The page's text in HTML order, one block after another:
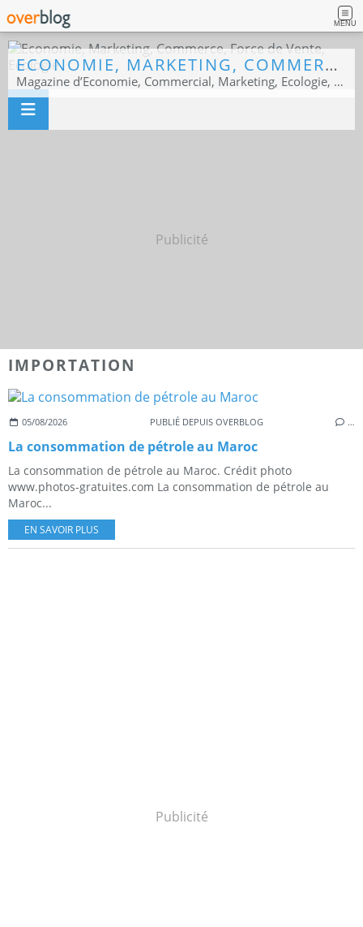
MENU
ECONOMIE, MARKETING, COMMERCE, FORCE DE VENTE, ECOLOGIE
Magazine d’Economie, Commercial, Marketing, Ecologie, Sport business
Publicité
IMPORTATION
05/08/2026 PUBLIÉ DEPUIS OVERBLOG …
La consommation de pétrole au Maroc
La consommation de pétrole au Maroc. Crédit photo
www.photos-gratuites.com La consommation de pétrole au
Maroc...
EN SAVOIR PLUS
Publicité